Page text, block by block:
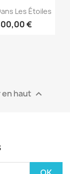
Les Étoiles
€
haut 